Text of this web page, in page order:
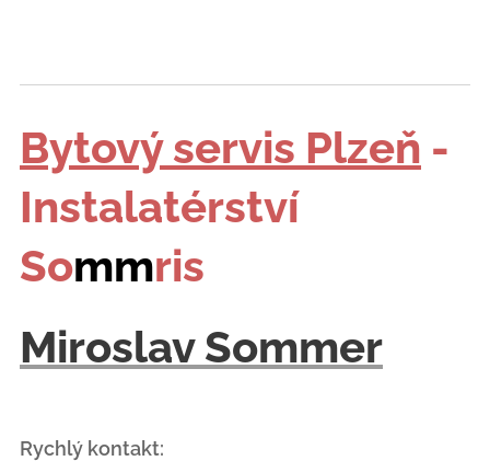
Bytový servis Plzeň -
Instalatérství
Sommris
Miroslav Sommer
Rychlý kontakt: